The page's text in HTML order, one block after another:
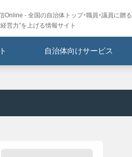
Online - 全国の自治体トップ・職員・議員に贈る
営力”を上げる情報サイト
自治体向けサービス